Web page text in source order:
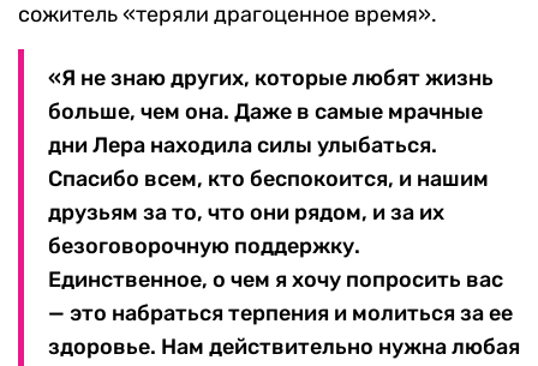
сожитель «теряли драгоценное время».
«Я не знаю других, которые любят жизнь
больше, чем она. Даже в самые мрачные
дни Лера находила силы улыбаться.
Спасибо всем, кто беспокоится, и нашим
друзьям за то, что они рядом, и за их
безоговорочную поддержку.
Единственное, о чем я хочу попросить вас
— это набраться терпения и молиться за ее
здоровье. Нам действительно нужна любая